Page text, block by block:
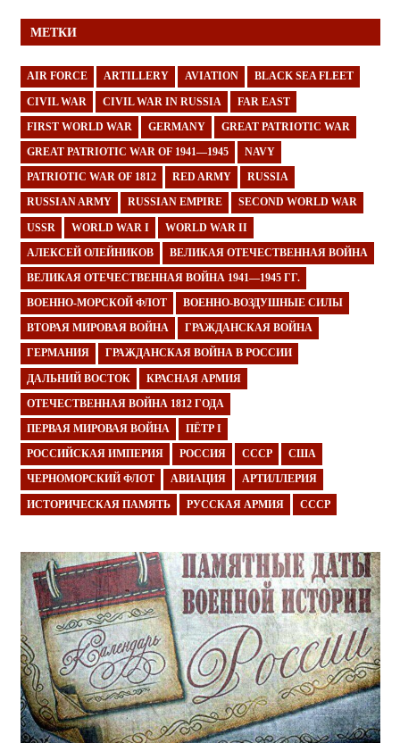
МЕТКИ
AIR FORCE ARTILLERY AVIATION BLACK SEA FLEET
CIVIL WAR CIVIL WAR IN RUSSIA FAR EAST
FIRST WORLD WAR GERMANY GREAT PATRIOTIC WAR
GREAT PATRIOTIC WAR OF 1941—1945 NAVY
PATRIOTIC WAR OF 1812 RED ARMY RUSSIA
RUSSIAN ARMY RUSSIAN EMPIRE SECOND WORLD WAR
USSR WORLD WAR I WORLD WAR II
АЛЕКСЕЙ ОЛЕЙНИКОВ ВЕЛИКАЯ ОТЕЧЕСТВЕННАЯ ВОЙНА
ВЕЛИКАЯ ОТЕЧЕСТВЕННАЯ ВОЙНА 1941—1945 ГГ.
ВОЕННО-МОРСКОЙ ФЛОТ ВОЕННО-ВОЗДУШНЫЕ СИЛЫ
ВТОРАЯ МИРОВАЯ ВОЙНА ГРАЖДАНСКАЯ ВОЙНА
ГЕРМАНИЯ ГРАЖДАНСКАЯ ВОЙНА В РОССИИ
ДАЛЬНИЙ ВОСТОК КРАСНАЯ АРМИЯ
ОТЕЧЕСТВЕННАЯ ВОЙНА 1812 ГОДА
ПЕРВАЯ МИРОВАЯ ВОЙНА ПЁТР I
РОССИЙСКАЯ ИМПЕРИЯ РОССИЯ СССР США
ЧЕРНОМОРСКИЙ ФЛОТ АВИАЦИЯ АРТИЛЛЕРИЯ
ИСТОРИЧЕСКАЯ ПАМЯТЬ РУССКАЯ АРМИЯ СССР